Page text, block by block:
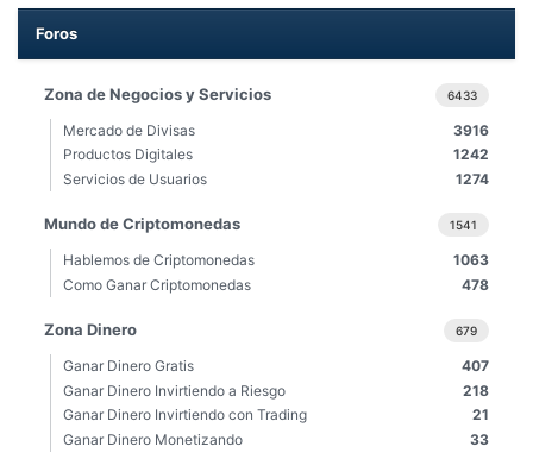
Foros
6433
Zona de Negocios y Servicios
3916
Mercado de Divisas
1242
Productos Digitales
1274
Servicios de Usuarios
1541
Mundo de Criptomonedas
1063
Hablemos de Criptomonedas
478
Como Ganar Criptomonedas
679
Zona Dinero
407
Ganar Dinero Gratis
218
Ganar Dinero Invirtiendo a Riesgo
21
Ganar Dinero Invirtiendo con Trading
33
Ganar Dinero Monetizando